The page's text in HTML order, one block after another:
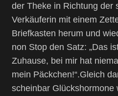
der Theke in Richtung der
Verkäuferin mit einem
Briefkasten herum und
non Stop den Satz: „Das
Zuhause, bei mir hat
mein Päckchen!“.Gleich
scheinbar Glückshormone